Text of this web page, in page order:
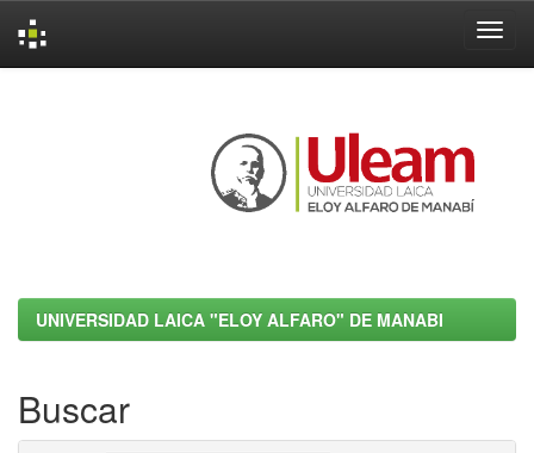
UNIVERSIDAD LAICA "ELOY ALFARO" DE MANABI
Buscar